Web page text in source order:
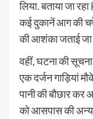
लिया. बताया जा
कई दुकानें आग की
की आशंका जताई जा
वहीं, घटना की
एक दर्जन गाड़ियां
पानी की बौछार
को आसपास की